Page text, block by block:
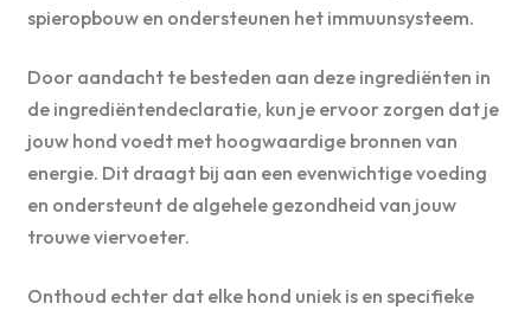
spieropbouw en ondersteunen het immuunsysteem.
Door aandacht te besteden aan deze ingrediënten in
de ingrediëntendeclaratie, kun je ervoor zorgen dat je
jouw hond voedt met hoogwaardige bronnen van
energie. Dit draagt bij aan een evenwichtige voeding
en ondersteunt de algehele gezondheid van jouw
trouwe viervoeter.
Onthoud echter dat elke hond uniek is en specifieke